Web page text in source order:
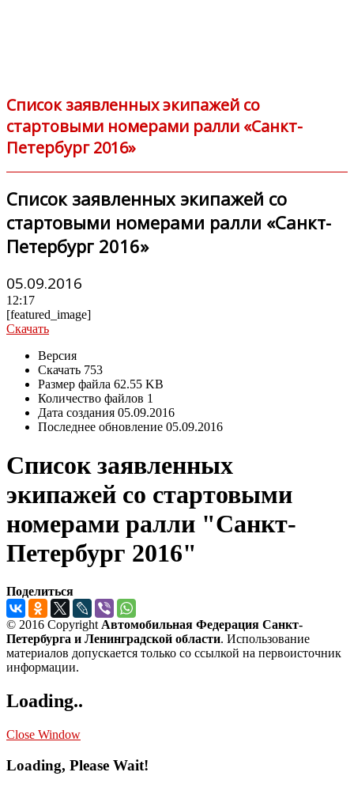
Список заявленных экипажей со
стартовыми номерами ралли «Санкт-
Петербург 2016»
Список заявленных экипажей со
стартовыми номерами ралли «Санкт-
Петербург 2016»
05.09.2016
12:17
[featured_image]
Скачать
Версия
Скачать 753
Размер файла 62.55 KB
Количество файлов 1
Дата создания 05.09.2016
Последнее обновление 05.09.2016
Список заявленных
экипажей со стартовыми
номерами ралли "Санкт-
Петербург 2016"
Поделиться
© 2016 CopyrightАвтомобильная Федерация Санкт-
Петербурга и Ленинградской области. Использование
материалов допускается только со ссылкой на первоисточник
информации.
Loading..
Close Window
Loading, Please Wait!